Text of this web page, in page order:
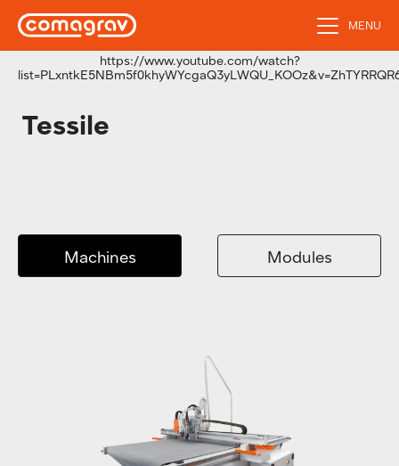
MENU
https://www.youtube.com/watch?
Tessile
Machines Modules